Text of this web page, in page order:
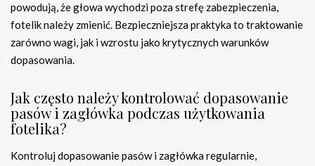
powodują, że głowa wychodzi poza strefę zabezpieczenia,
fotelik należy zmienić. Bezpieczniejsza praktyka to traktowanie
zarówno wagi, jak i wzrostu jako krytycznych warunków
dopasowania.
Jak często należy kontrolować dopasowanie
pasów i zagłówka podczas użytkowania
fotelika?
Kontroluj dopasowanie pasów i zagłówka regularnie,